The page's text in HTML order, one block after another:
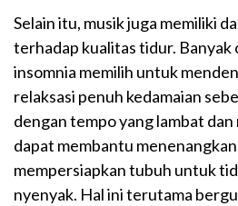
Selain itu, musik juga memiliki
terhadap kualitas tidur. Banyak
insomnia memilih untuk
relaksasi penuh kedamaian
dengan tempo yang lambat
dapat membantu
mempersiapkan tubuh untuk
nyenyak. Hal ini terutama